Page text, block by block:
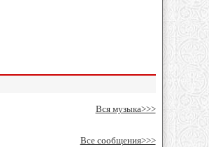
Вся музыка>>>
Все сообщения>>>